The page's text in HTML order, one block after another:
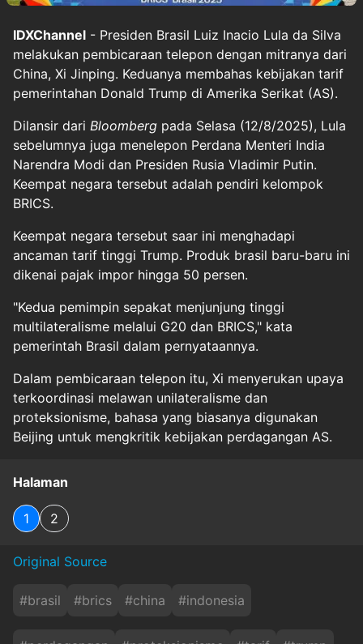
IDXChannel - Presiden Brasil Luiz Inacio Lula da Silva
melakukan pembicaraan telepon dengan mitranya dari
China, Xi Jinping. Keduanya membahas kebijakan tarif
pemerintahan Donald Trump di Amerika Serikat (AS).
Dilansir dari Bloomberg pada Selasa (12/8/2025), Lula
sebelumnya juga menelepon Perdana Menteri India
Narendra Modi dan Presiden Rusia Vladimir Putin.
Keempat negara tersebut adalah pendiri kelompok
BRICS.
Keempat negara tersebut saar ini menghadapi
ancaman tarif tinggi Trump. Produk brasil baru-baru ini
dikenai pajak impor hingga 50 persen.
"Kedua pemimpin sepakat menjunjung tinggi
multilateralisme melalui G20 dan BRICS," kata
pemerintah Brasil dalam pernyataannya.
Dalam pembicaraan telepon itu, Xi menyerukan upaya
terkoordinasi melawan unilateralisme dan
proteksionisme, bahasa yang biasanya digunakan
Beijing untuk mengkritik kebijakan perdagangan AS.
Halaman
1 2
Original Source
#brasil #brics #china #indonesia